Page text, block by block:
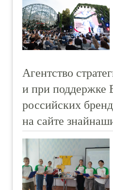
Агентство
и при поддержке
российских
на сайте